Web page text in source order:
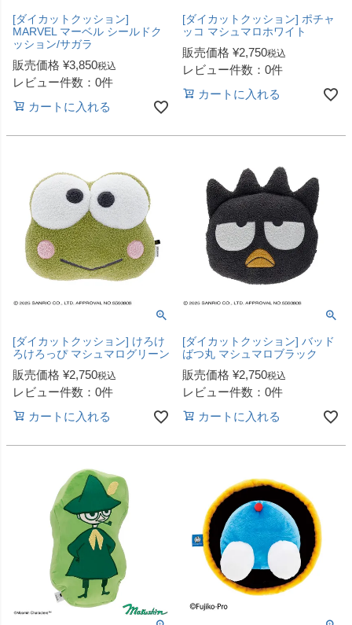
[ダイカットクッション]
MARVEL マーベル シールドク
ッション/サガラ
販売価格 ¥3,850税込
レビュー件数：0件
カートに入れる
[ダイカットクッション] ポチャ
ッコ マシュマロホワイト
販売価格 ¥2,750税込
レビュー件数：0件
カートに入れる
[ダイカットクッション] けろけ
ろけろっぴ マシュマログリーン
販売価格 ¥2,750税込
レビュー件数：0件
カートに入れる
[ダイカットクッション] バッド
ばつ丸 マシュマロブラック
販売価格 ¥2,750税込
レビュー件数：0件
カートに入れる